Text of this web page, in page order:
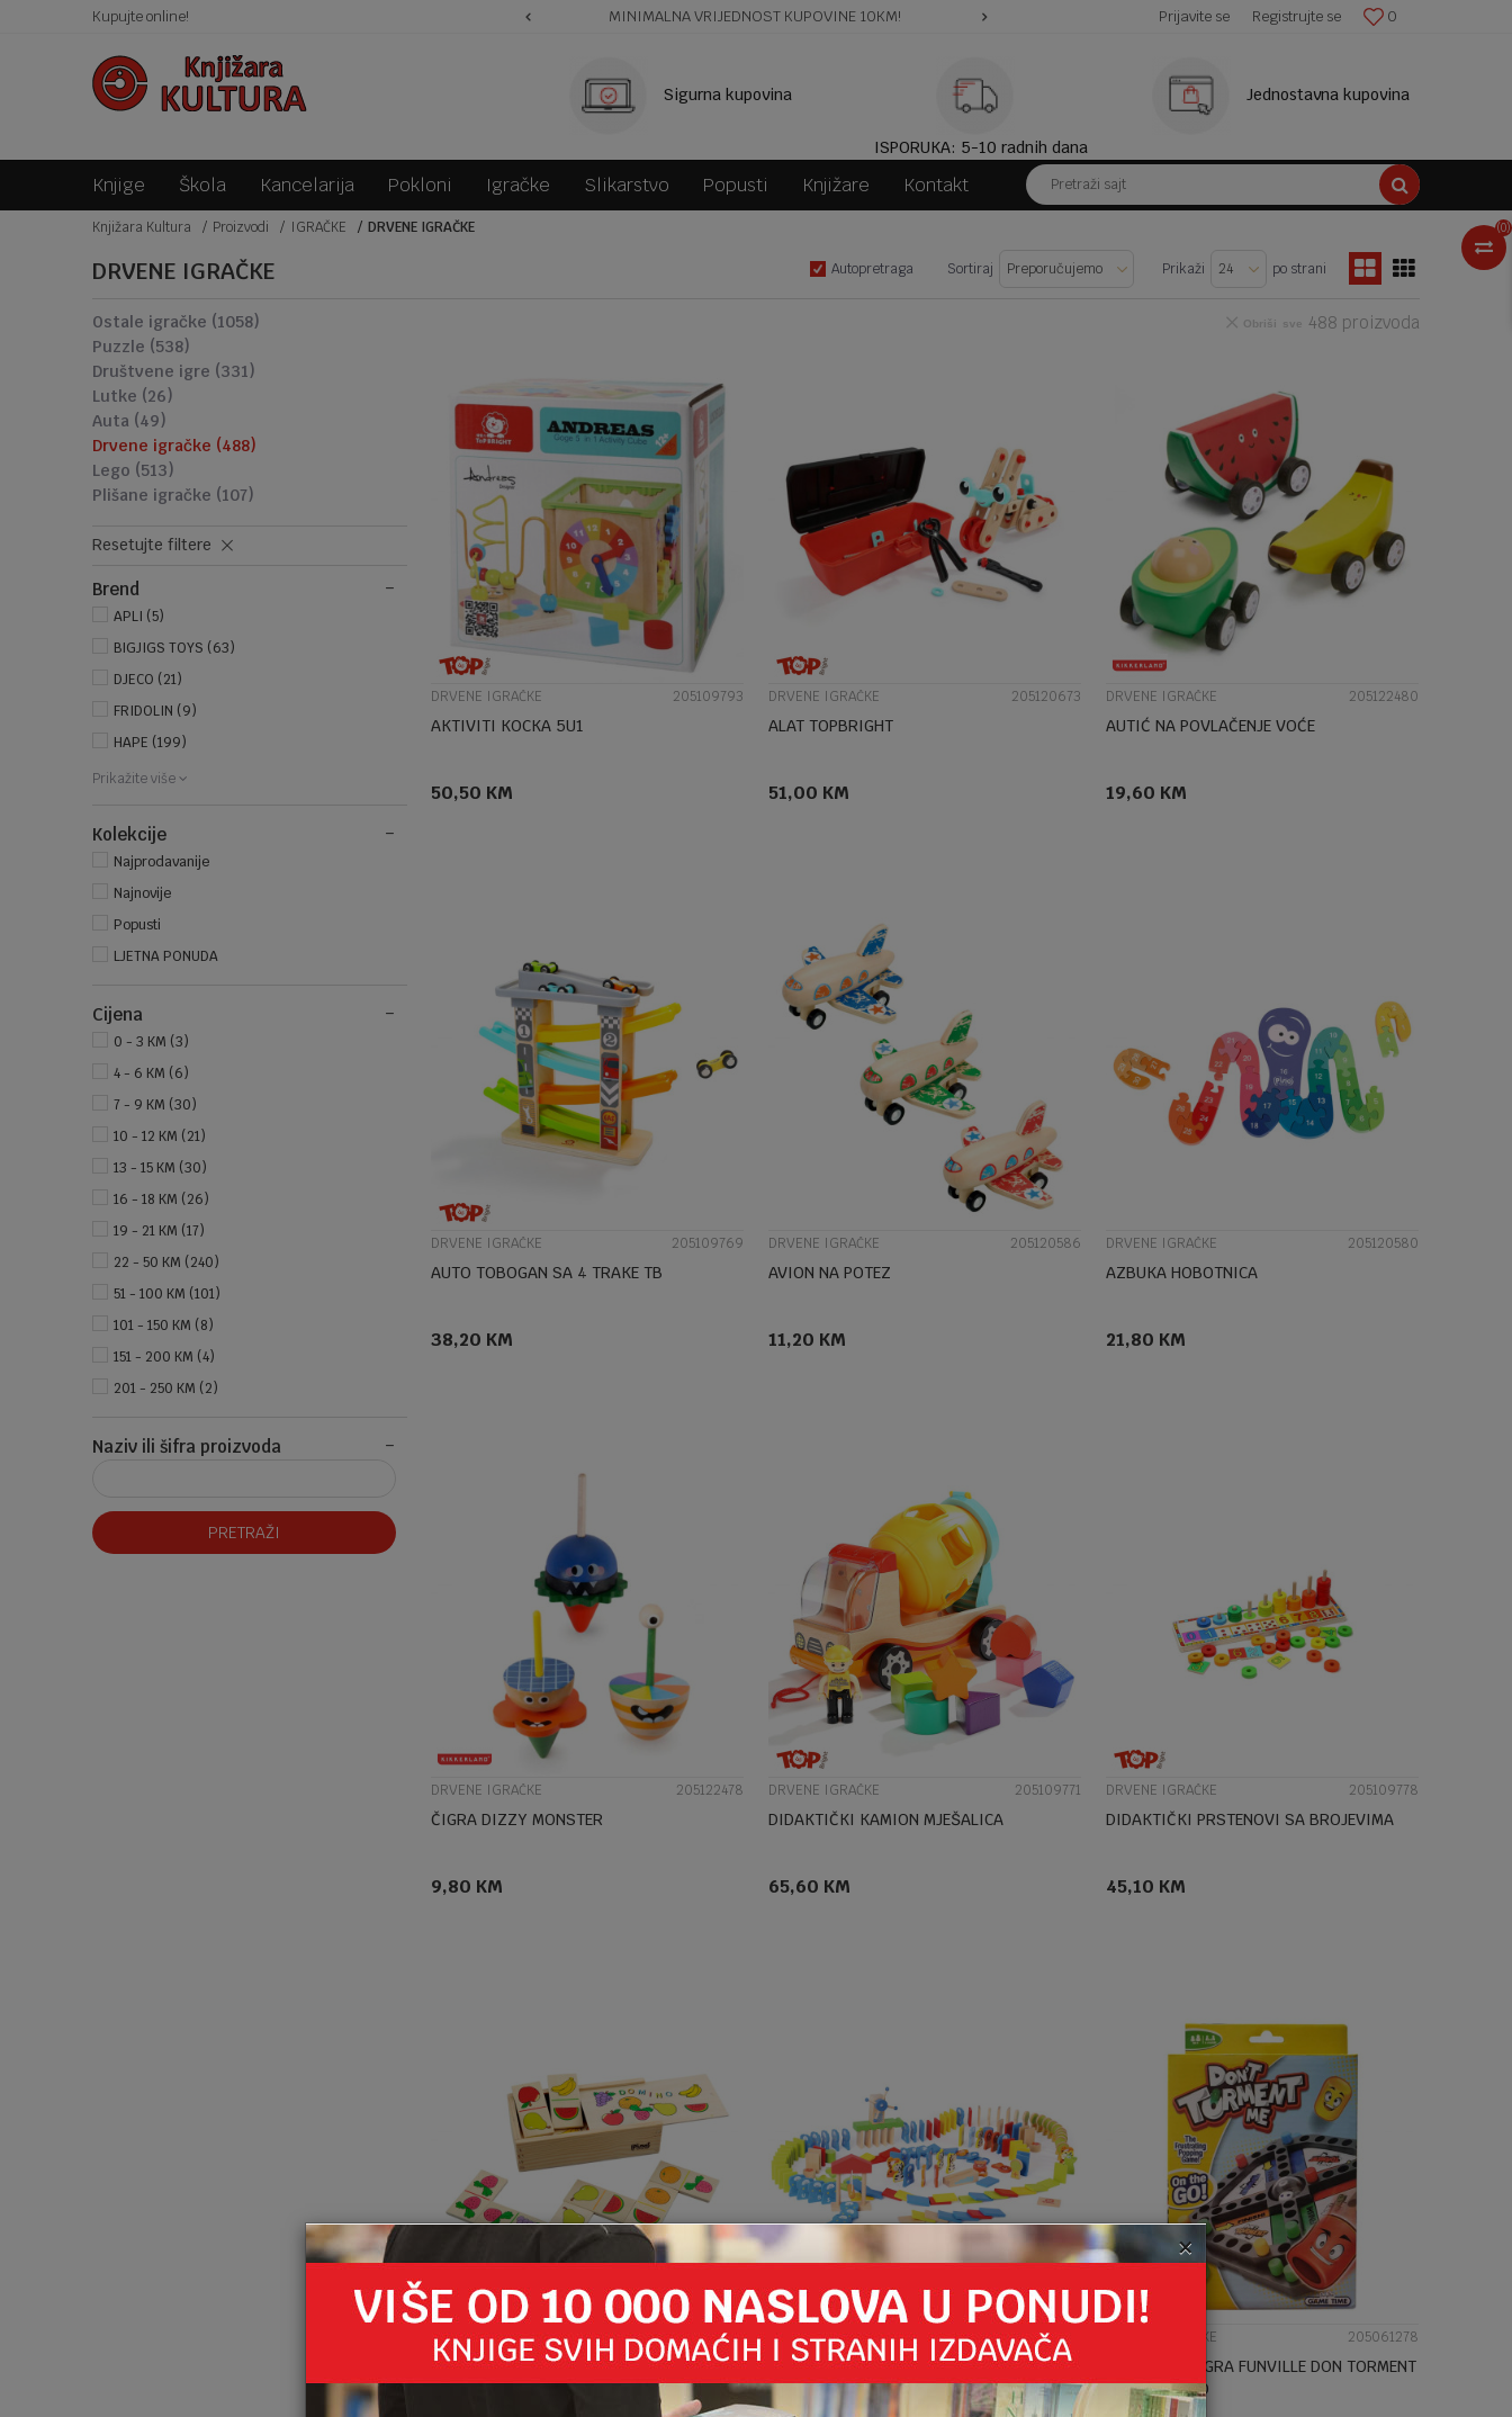
Kupujte online! MINIMALNA VRIJEDNOST KUPOVINE 10KM! SIGURNO PLAĆANJE PLATNIM KARTICAMA! 0
Prijavite se Registrujte se
Sigurna kupovina
ISPORUKA: 5-10 radnih dana
Jednostavna kupovina
Knjige Škola Kancelarija Pokloni Igračke Slikarstvo Popusti Knjižare Kontakt Pretraži sajt
(0)
Knjižara Kultura Proizvodi IGRAČKE DRVENE IGRAČKE
DRVENE IGRAČKE Autopretraga Sortiraj Prikaži po strani
ostale igračke (1058)
puzzle (538)
društvene igre (331)
lutke (26)
auta (49)
drvene igračke (488)
lego (513)
plišane igračke (107)
Resetujte filtere
Brend
APLI (5)
BIGJIGS TOYS (63)
DJECO (21)
FRIDOLIN (9)
HAPE (199)
Prikažite više
Kolekcije
Najprodavanije
Najnovije
Popusti
LJETNA PONUDA
Cijena
0 - 3 KM (3)
4 - 6 KM (6)
7 - 9 KM (30)
10 - 12 KM (21)
13 - 15 KM (30)
16 - 18 KM (26)
19 - 21 KM (17)
22 - 50 KM (240)
51 - 100 KM (101)
101 - 150 KM (8)
151 - 200 KM (4)
201 - 250 KM (2)
Naziv ili šifra proizvoda
PRETRAŽI
488 proizvoda
Obriši sve
UPOREDI
DRVENE IGRAČKE 205109793
AKTIVITI KOCKA 5U1
50,50 KM
UPOREDI
DRVENE IGRAČKE 205120673
ALAT TOPBRIGHT
51,00 KM
UPOREDI
DRVENE IGRAČKE 205122480
AUTIĆ NA POVLAČENJE VOĆE
19,60 KM
UPOREDI
DRVENE IGRAČKE 205109769
AUTO TOBOGAN SA 4 TRAKE TB
38,20 KM
UPOREDI
DRVENE IGRAČKE 205120586
AVION NA POTEZ
11,20 KM
UPOREDI
DRVENE IGRAČKE 205120580
AZBUKA HOBOTNICA
21,80 KM
UPOREDI
DRVENE IGRAČKE 205122478
ČIGRA DIZZY MONSTER
9,80 KM
UPOREDI
DRVENE IGRAČKE 205109771
DIDAKTIČKI KAMION MJEŠALICA
65,60 KM
UPOREDI
DRVENE IGRAČKE 205109778
DIDAKTIČKI PRSTENOVI SA BROJEVIMA
45,10 KM
UPOREDI
DRVENE IGRAČKE 205120582
DOMINE VOĆE 28 KOM
UPOREDI
DRVENE IGRAČKE 205109779
DOMINE ŽIVOTINJE TB6995
UPOREDI
DRVENE IGRAČKE 205061278
DRUŠTVENA IGRA FUNVILLE DON TORMENT
ME ON THE GO
×